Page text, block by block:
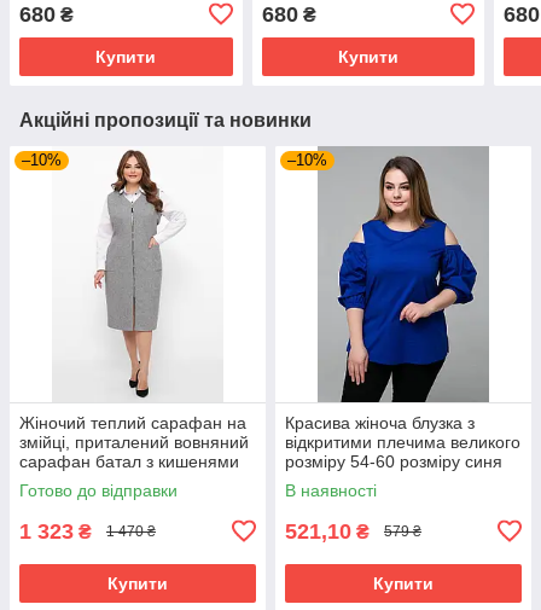
680 ₴
Купити
680₴
Купити
680
Акційні пропозиції та новинки
–10%
Жіночий теплий сарафан на
змійці, приталений вовняний
сарафан батал з кишенями
великих розмірів 54-64
розміри сірий
Готово до відправки
1 323 ₴ 1 470 ₴
Купити
–10%
Красива жіноча блузка з
відкритими плечима великого
розміру 54-60 розміру синя
В наявності
521,10 ₴ 579 ₴
Купити